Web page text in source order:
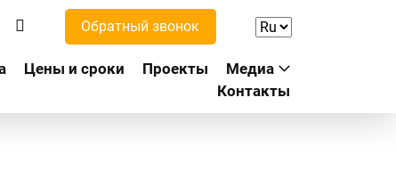
Обратный звонок
Цены и сроки Проекты
Медиа
Контакты